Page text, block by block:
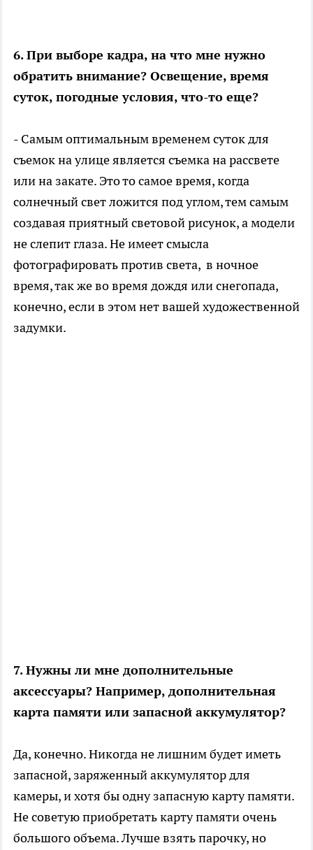
6. При выборе кадра, на что мне нужно
обратить внимание? Освещение, время
суток, погодные условия, что-то еще?
- Самым оптимальным временем суток для
съемок на улице является съемка на рассвете
или на закате. Это то самое время, когда
солнечный свет ложится под углом, тем самым
создавая приятный световой рисунок, а модели
не слепит глаза. Не имеет смысла
фотографировать против света, в ночное
время, так же во время дождя или снегопада,
конечно, если в этом нет вашей художественной
задумки.
7. Нужны ли мне дополнительные
аксессуары? Например, дополнительная
карта памяти или запасной аккумулятор?
Да, конечно. Никогда не лишним будет иметь
запасной, заряженный аккумулятор для
камеры, и хотя бы одну запасную карту памяти.
Не советую приобретать карту памяти очень
большого объема. Лучше взять парочку, но